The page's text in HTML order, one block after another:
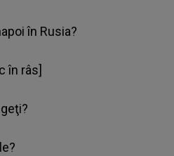
în Rusia?
în râs]